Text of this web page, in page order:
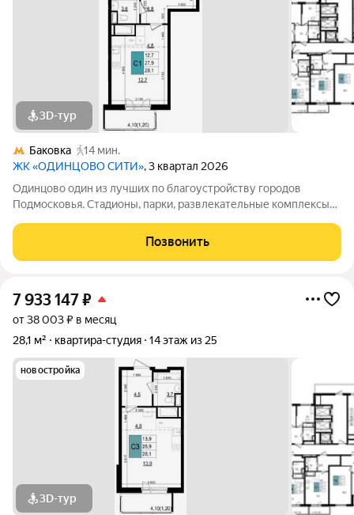
3D-тур
Баковка
14 мин.
ЖК «ОДИНЦОВО СИТИ», 3 квартал 2026
Одинцово один из лучших по благоустройству городов
Подмосковья. Стадионы, парки, развлекательные комплексы
рестораны, салоны красоты и удобные магазины расположены
прямо в вашем дворе, на 1-х
Позвонить
7 933 147₽
от 38 003 ₽ в месяц
28,1 м²
квартира-студия 14 этаж из 25
новостройка
3D-тур